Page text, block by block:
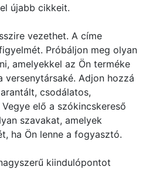
újabb cikkeit.
vezethet. A címe
Próbáljon meg olyan
amelyekkel az Ön terméke
versenytársaké. Adjon hozzá
csodálatos,
elő a szókincskereső
szavakat, amelyek
ha Ön lenne a fogyasztó.
kiindulópontot